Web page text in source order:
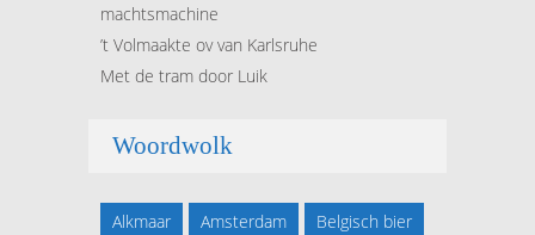
machtsmachine
’t Volmaakte ov van Karlsruhe
Met de tram door Luik
Woordwolk
Alkmaar Amsterdam
Belgisch bier